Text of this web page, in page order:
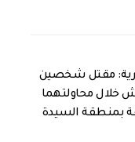
مقتل شخصين
خلال محاولتهما
بمنطقة السيدة